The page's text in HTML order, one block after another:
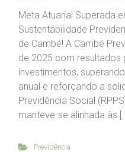
Meta Atuarial Superada
Sustentabilidade
de Cambé! A Cambé
de 2025 com
investimentos,
anual e reforçando a
Previdência Social
manteve-se alinhada às
Previdência